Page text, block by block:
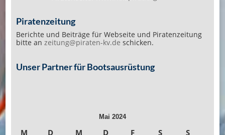
Piratenzeitung
Berichte und Beiträge für Webseite und Piratenzeitung
bitte an zeitung@piraten-kv.de schicken.
Unser Partner für Bootsausrüstung
Mai 2024
M D M D F S S